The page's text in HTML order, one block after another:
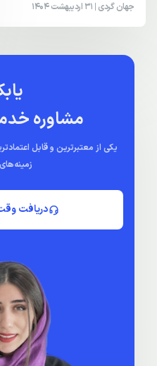
جهان گردی | 31 اردیبهشت 1404
مشاوره
یکی از معتبرترین و قابل
دریافت